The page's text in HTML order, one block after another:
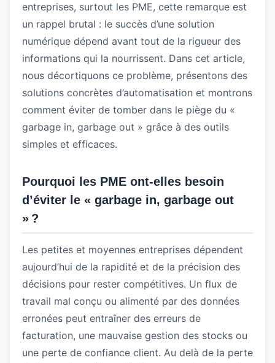
entreprises, surtout les PME, cette remarque est
un rappel brutal : le succès d’une solution
numérique dépend avant tout de la rigueur des
informations qui la nourrissent. Dans cet article,
nous décortiquons ce problème, présentons des
solutions concrètes d’automatisation et montrons
comment éviter de tomber dans le piège du «
garbage in, garbage out » grâce à des outils
simples et efficaces.
Pourquoi les PME ont-elles besoin
d’éviter le « garbage in, garbage out
» ?
Les petites et moyennes entreprises dépendent
aujourd’hui de la rapidité et de la précision des
décisions pour rester compétitives. Un flux de
travail mal conçu ou alimenté par des données
erronées peut entraîner des erreurs de
facturation, une mauvaise gestion des stocks ou
une perte de confiance client. Au delà de la perte